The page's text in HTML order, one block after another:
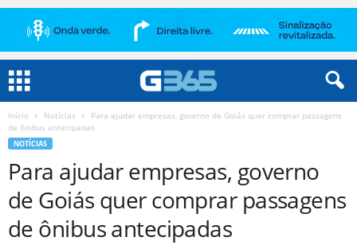
Início Notícias
Para ajudar empresas, governo de Goiás quer comprar passagens
de ônibus antecipadas
NOTÍCIAS
Para ajudar empresas, governo
de Goiás quer comprar passagens
de ônibus antecipadas